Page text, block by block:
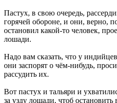
Пастух, в свою очередь,
горячей обороне, и они, верно,
остановил какой-то человек,
лошади.
Надо вам сказать, что у
они заспорят о чём-нибудь,
рассудить их.
Вот пастух и тальяри и
за узду лошади, чтоб остановить